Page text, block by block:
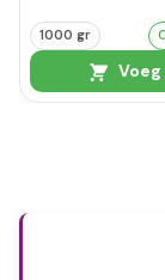
1000 gr